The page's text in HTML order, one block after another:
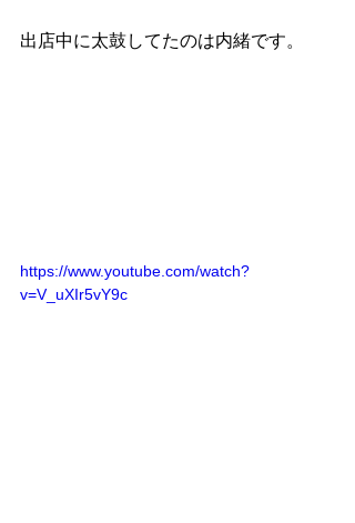
出店中に太鼓してたのは内緒です。
https://www.youtube.com/watch?
v=V_uXIr5vY9c